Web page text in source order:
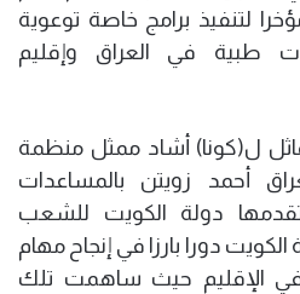
لتنفيذ برامج خاصة توعوية
طبية في العراق وإقليم
ل(كونا) أشاد ممثل منظمة
أحمد زويتن بالمساعدات
تقدمها دولة الكويت للشعب
الكويت دورا بارزا في إنجاح مهام
في الإقليم حيث ساهمت تلك